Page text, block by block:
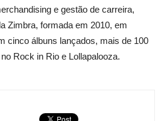
e gestão de carreira,
Zimbra, formada em 2010, em
cinco álbuns lançados, mais de 100
Rock in Rio e Lollapalooza.